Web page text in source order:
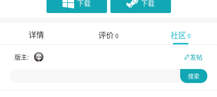
下载 下载
详情 评价0 社区 0
版主: 发帖